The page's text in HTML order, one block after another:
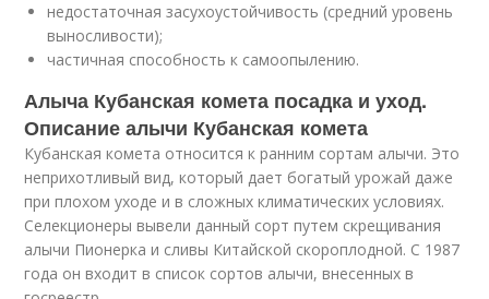
недостаточная засухоустойчивость (средний уровень
выносливости);
частичная способность к самоопылению.
Алыча Кубанская комета посадка и уход.
Описание алычи Кубанская комета
Кубанская комета относится к ранним сортам алычи. Это
неприхотливый вид, который дает богатый урожай даже
при плохом уходе и в сложных климатических условиях.
Селекционеры вывели данный сорт путем скрещивания
алычи Пионерка и сливы Китайской скороплодной. С 1987
года он входит в список сортов алычи, внесенных в